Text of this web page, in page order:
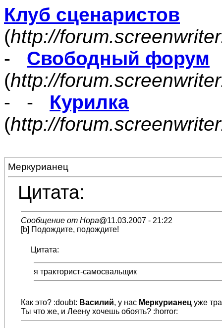
Клуб сценаристов
(http://
- Свободный форум
(http://
- - Курилка
(http://
Меркурианец
Цитата:
Сообщение от Нора@11.03.2007 - 21:22
[b] Подождите, подождите!
Цитата:
я тракторист-самосвальщик
Как это? :doubt: Василий, у нас Меркурианец уже
Ты что же, и Леену хочешь обоять? :horror: